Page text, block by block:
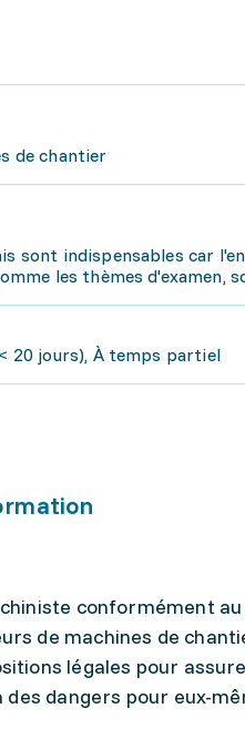
de chantier
sont indispensables car
les thèmes d'examen,
20 jours), À temps partiel
conformément
de machines de
légales pour
dangers pour eux-